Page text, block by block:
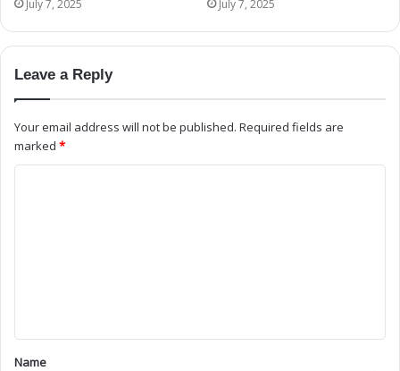
July 7, 2025 July 7, 2025
Leave a Reply
Your email address will not be published. Required fields are
marked *
Name